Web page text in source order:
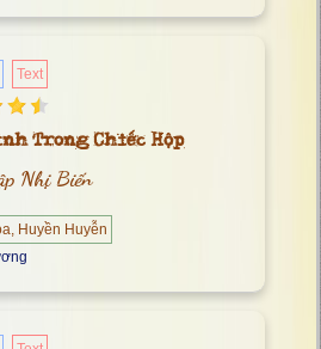
Text
Trong Chiếc Hộp
Nhị Biến
Huyền Huyễn